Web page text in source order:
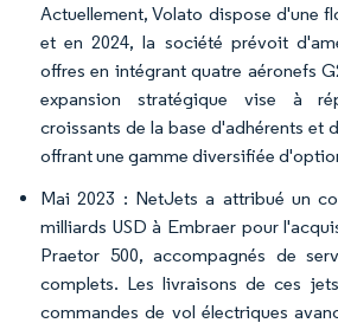
Actuellement, Volato dispose d'une
et en 2024, la société prévoit
offres en intégrant quatre aéronefs
expansion stratégique vise à
croissants de la base d'adhérents et
offrant une gamme diversifiée
Mai 2023 : NetJets a attribué un
milliards USD à Embraer pour
Praetor 500, accompagnés de
complets. Les livraisons de ces
commandes de vol électriques